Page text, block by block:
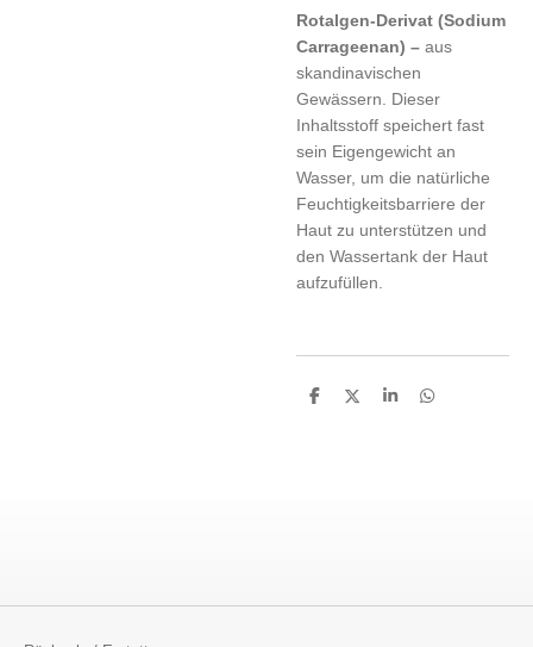
Rotalgen-Derivat (Sodium
Carrageenan) – aus
skandinavischen
Gewässern. Dieser
Inhaltsstoff speichert fast
sein Eigengewicht an
Wasser, um die natürliche
Feuchtigkeitsbarriere der
Haut zu unterstützen und
den Wassertank der Haut
aufzufüllen.
T
T
T
T